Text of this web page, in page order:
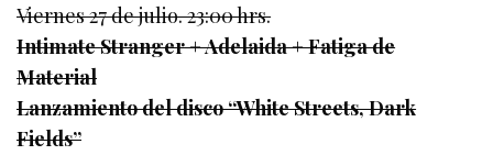
Viernes 27 de julio. 23:00 hrs.
Intimate Stranger + Adelaida + Fatiga de
Material
Lanzamiento del disco “White Streets, Dark
Fields”